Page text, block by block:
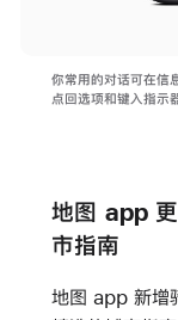
你常用的对话可在信
点回选项和键入指示
地图 app 更
市指南
地图 app 新增